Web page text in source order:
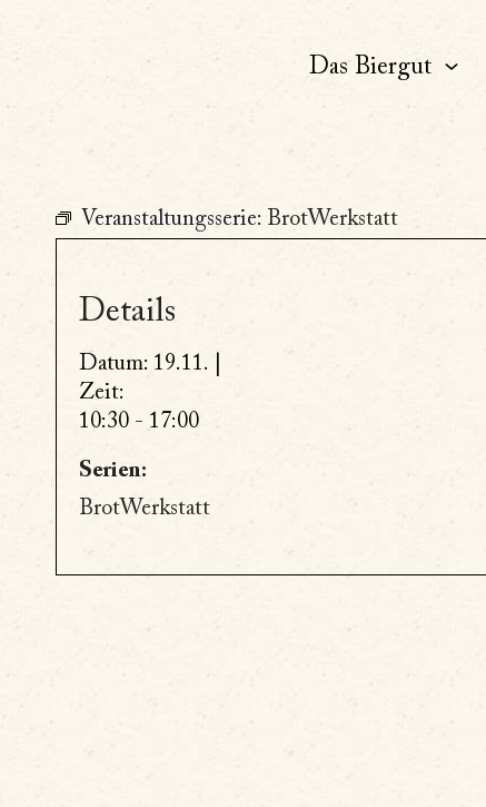
Das Biergut
Veranstaltungsserie: BrotWerkstatt
Details
Datum: 19.11. |
Zeit:
10:30 - 17:00
Serien:
BrotWerkstatt